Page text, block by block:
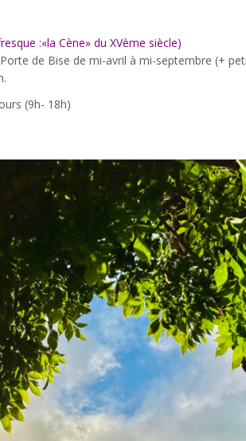
:«la Cène» du XVème siècle)
de Bise de mi-avril à mi-septembre (+
(9h- 18h)